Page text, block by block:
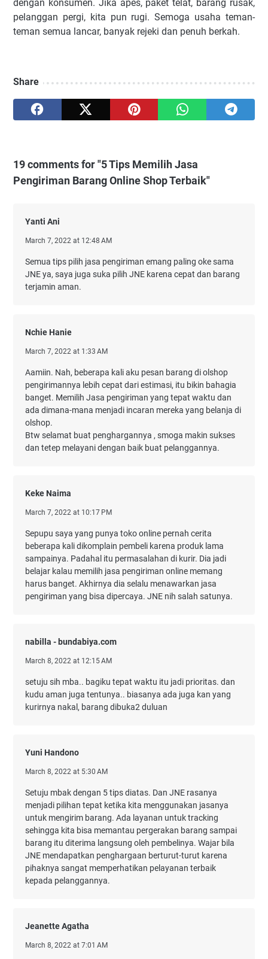
dengan konsumen. Jika apes, paket telat, barang rusak,
pelanggan pergi, kita pun rugi. Semoga usaha teman-
teman semua lancar, banyak rejeki dan penuh berkah.
Share
19 comments for "5 Tips Memilih Jasa
Pengiriman Barang Online Shop Terbaik"
Yanti Ani
March 7, 2022 at 12:48 AM
Semua tips pilih jasa pengiriman emang paling oke sama
JNE ya, saya juga suka pilih JNE karena cepat dan barang
terjamin aman.
Nchie Hanie
March 7, 2022 at 1:33 AM
Aamiin. Nah, beberapa kali aku pesan barang di olshop
pengirimannya lebih cepat dari estimasi, itu bikin bahagia
banget. Memilih Jasa pengiriman yang tepat waktu dan
ada dimana-mana menjadi incaran mereka yang belanja di
olshop.
Btw selamat buat penghargannya , smoga makin sukses
dan tetep melayani dengan baik buat pelanggannya.
Keke Naima
March 7, 2022 at 10:17 PM
Sepupu saya yang punya toko online pernah cerita
beberapa kali dikomplain pembeli karena produk lama
sampainya. Padahal itu permasalahan di kurir. Dia jadi
belajar kalau memilih jasa pengiriman online memang
harus banget. Akhirnya dia selalu menawarkan jasa
pengiriman yang bisa dipercaya. JNE nih salah satunya.
nabilla - bundabiya.com
March 8, 2022 at 12:15 AM
setuju sih mba.. bagiku tepat waktu itu jadi prioritas. dan
kudu aman juga tentunya.. biasanya ada juga kan yang
kurirnya nakal, barang dibuka2 duluan
Yuni Handono
March 8, 2022 at 5:30 AM
Setuju mbak dengan 5 tips diatas. Dan JNE rasanya
menjadi pilihan tepat ketika kita menggunakan jasanya
untuk mengirim barang. Ada layanan untuk tracking
sehingga kita bisa memantau pergerakan barang sampai
barang itu diterima langsung oleh pembelinya. Wajar bila
JNE mendapatkan penghargaan berturut-turut karena
pihaknya sangat memperhatikan pelayanan terbaik
kepada pelanggannya.
Jeanette Agatha
March 8, 2022 at 7:01 AM